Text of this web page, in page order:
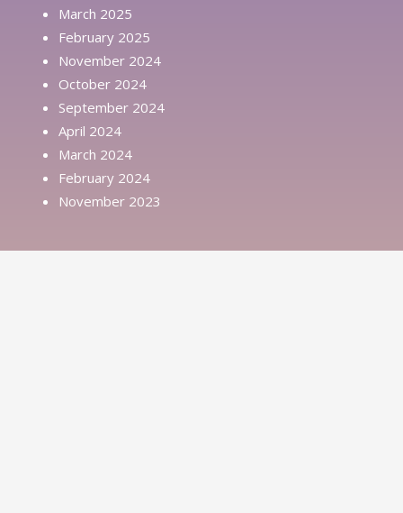
March 2025
February 2025
November 2024
October 2024
September 2024
April 2024
March 2024
February 2024
November 2023